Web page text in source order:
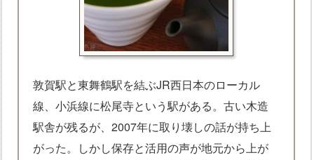
敦賀駅と東舞鶴駅を結ぶJR西日本のローカル
線、小浜線に松尾寺という駅がある。古い木造
駅舎が残るが、2007年に取り壊しの話が持ち上
がった。しかし保存と活用の声が地元から上が